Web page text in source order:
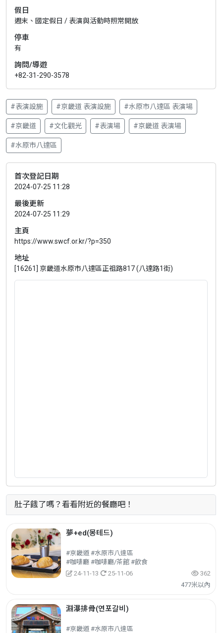
假日
週末、國定假日 / 表演與活動時照常開放
停車
有
詢問/導遊
+82-31-290-3578
#表演設施 #京畿道 表演設施 #水原市八達區 表演場
#京畿道 #文化觀光 #表演場 #京畿道 表演場
#水原市八達區
首次登記日期
2024-07-25 11:28
最後更新
2024-07-25 11:29
主頁
https://www.swcf.or.kr/?p=350
地址
[16261] 京畿道水原市八達區正祖路817 (八達路1街)
肚子餓了嗎？看看附近的餐廳吧！
夢+ed(몽테드)
#京畿道 #水原市八達區
#咖啡廳 #咖啡廳/茶館 #飲食
24-11-13
25-11-06
362
477米以內
淵瀑排骨(연포갈비)
#京畿道 #水原市八達區